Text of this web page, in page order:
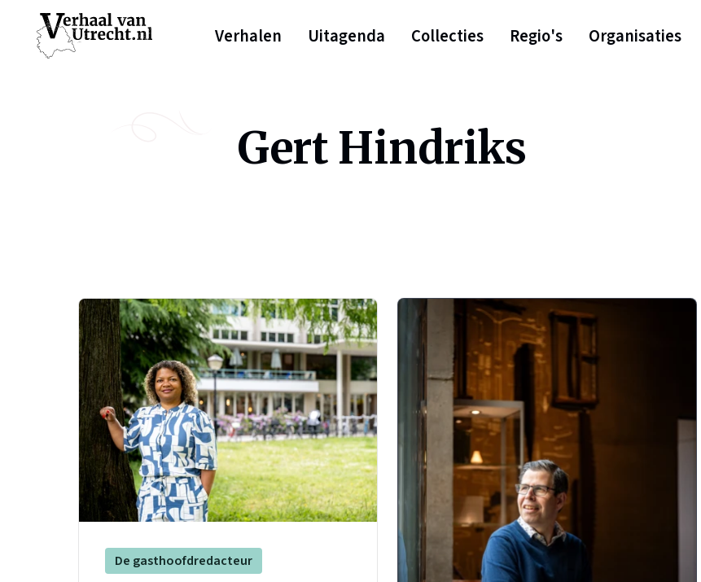
Verhalen Uitagenda Collecties Regio's Organisaties
Gert Hindriks
De gasthoofdredacteur